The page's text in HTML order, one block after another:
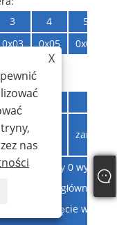
3 4
5
0x03 0x05
0x08
3
0x03
1 normalny 0
1 fala główna 0
1 przesunięcie
X
nas